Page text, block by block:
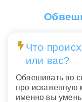
Что
или вас?
Обвешивать во
про искаженную
именно вы